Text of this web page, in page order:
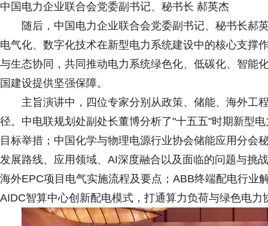
中国电力企业联合会党委副书记、秘书长 郝英杰
随后，中国电力企业联合会党委副书记、秘书长郝
电气化、数字化技术在新型电力系统建设中的核心支撑
与生态协同，共同推动电力系统绿色化、低碳化、智能
国建设提供坚强保障。
主旨演讲中，四位专家分别从政策、储能、海外工
径。中电联规划处副处长董博分析了"十五五"时期新型
目标举措；中国化学与物理电源行业协会储能应用分会
发展路线、应用领域、AI深度融合以及面临的问题与挑
海外EPC项目电气实施流程及要点；ABB终端配电行业
AIDC智算中心创新配电模式，打通算力负荷与绿色电力